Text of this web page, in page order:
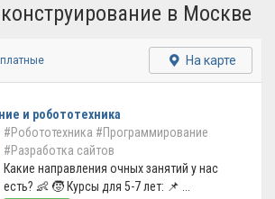
в Москве
На карте
и робототехника
#Робототехника #Программирование
#Разработка сайтов
Какие направления очных занятий у нас
есть? 👶 🧒 Курсы для 5-7 лет: 📌 ...